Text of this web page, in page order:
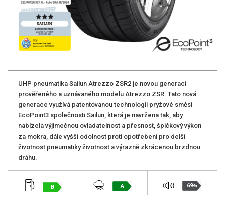
UHP pneumatika Sailun Atrezzo ZSR2 je novou generací
prověřeného a uznávaného modelu Atrezzo ZSR. Tato nová
generace využívá patentovanou technologii pryžové směsi
EcoPoint3 společnosti Sailun, která je navržena tak, aby
nabízela výjimečnou ovladatelnost a přesnost, špičkový výkon
za mokra, dále vyšší odolnost proti opotřebení pro delší
životnost pneumatiky životnost a výrazně zkrácenou brzdnou
dráhu.
B A 69dB